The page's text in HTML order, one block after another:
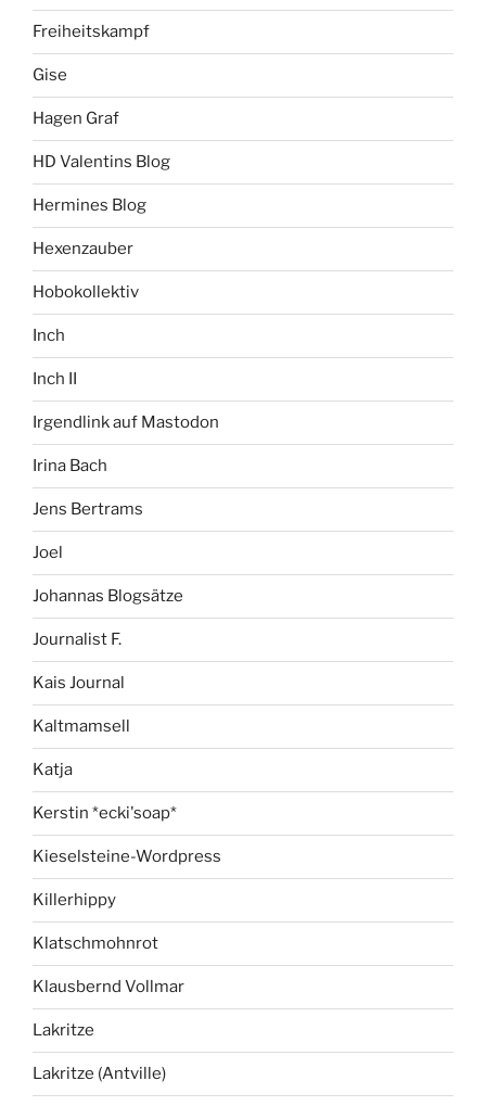
Freiheitskampf
Gise
Hagen Graf
HD Valentins Blog
Hermines Blog
Hexenzauber
Hobokollektiv
Inch
Inch II
Irgendlink auf Mastodon
Irina Bach
Jens Bertrams
Joel
Johannas Blogsätze
Journalist F.
Kais Journal
Kaltmamsell
Katja
Kerstin *ecki'soap*
Kieselsteine-Wordpress
Killerhippy
Klatschmohnrot
Klausbernd Vollmar
Lakritze
Lakritze (Antville)